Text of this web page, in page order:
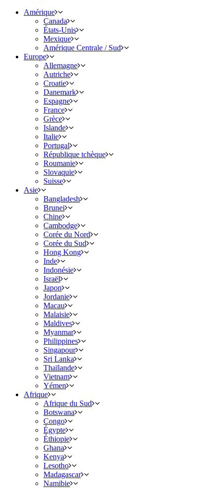
Amérique
Canada
États-Unis
Mexique
Amérique Centrale / Sud
Europe
Allemagne
Autriche
Croatie
Danemark
Espagne
France
Grèce
Islande
Italie
Portugal
République tchèque
Roumanie
Slovaquie
Suisse
Asie
Bangladesh
Brunei
Chine
Cambodge
Corée du Nord
Corée du Sud
Hong Kong
Inde
Indonésie
Israël
Japon
Jordanie
Macau
Malaisie
Maldives
Myanmar
Philippines
Singapour
Sri Lanka
Thaïlande
Vietnam
Yémen
Afrique
Afrique du Sud
Botswana
Congo
Égypte
Éthiopie
Ghana
Kenya
Lesotho
Madagascar
Namibie